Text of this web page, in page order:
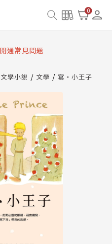
0
讀資產合併與書櫃開通申請
通常見問題
完成書櫃開通與資產合併申
讀資產合併與書櫃開通申請
文學小說 文學 寫‧小王子